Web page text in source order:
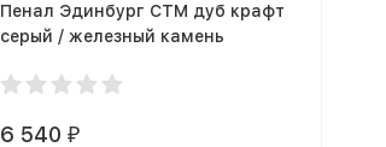
Пенал Эдинбург СТМ дуб крафт
серый / железный камень
6 540 ₽